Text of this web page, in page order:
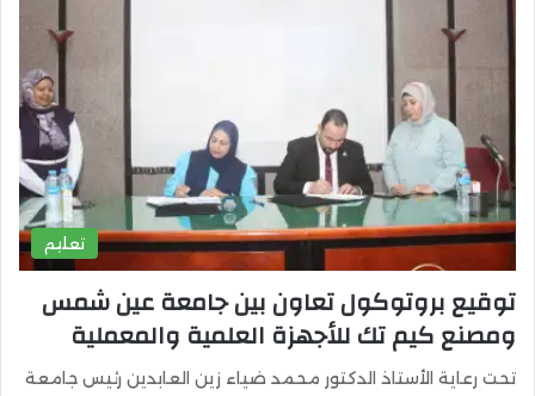
تعليم
توقيع بروتوكول تعاون بين جامعة عين شمس
ومصنع كيم تك للأجهزة العلمية والمعملية
تحت رعاية الأستاذ الدكتور محمد ضياء زين العابدين رئيس جامعة